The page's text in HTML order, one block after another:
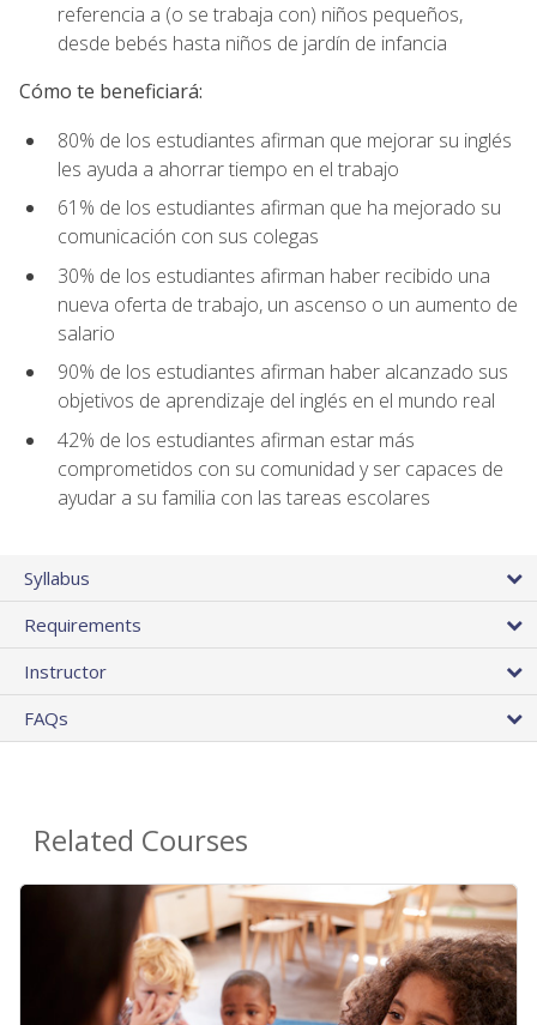
referencia a (o se trabaja con) niños pequeños,
desde bebés hasta niños de jardín de infancia
Cómo te beneficiará:
80% de los estudiantes afirman que mejorar su inglés
les ayuda a ahorrar tiempo en el trabajo
61% de los estudiantes afirman que ha mejorado su
comunicación con sus colegas
30% de los estudiantes afirman haber recibido una
nueva oferta de trabajo, un ascenso o un aumento de
salario
90% de los estudiantes afirman haber alcanzado sus
objetivos de aprendizaje del inglés en el mundo real
42% de los estudiantes afirman estar más
comprometidos con su comunidad y ser capaces de
ayudar a su familia con las tareas escolares
Syllabus
Requirements
Instructor
FAQs
Related Courses